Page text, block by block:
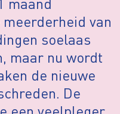
van
soelaas
maar nu wordt
de nieuwe
De